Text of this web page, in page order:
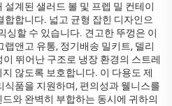
계된 샐러드 볼 및 프렙 밀 컨테이
합니다. 넓고 균형 잡힌 디자인으
싱할 수 있습니다. 견고한 뚜껑은 이
앤고 유통, 정기배송 밀키트, 델리
뛰어난 구조로 냉장 환경의 스트레
않도록 보호합니다. 이 다용도 제
식품을 지원하며, 편의성과 웰니스를
와 완벽히 부합하는 동시에 귀하의